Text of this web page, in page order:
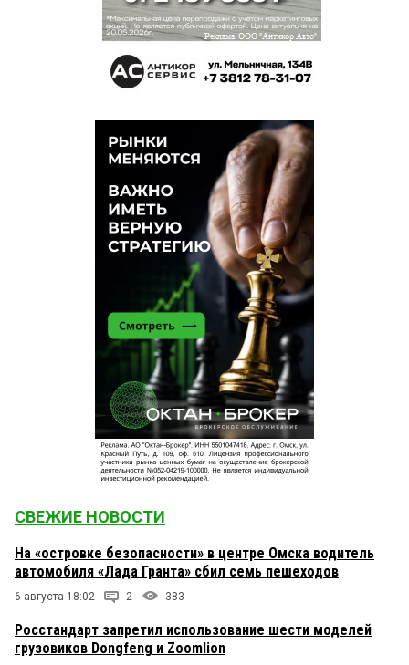
СВЕЖИЕ НОВОСТИ
На «островке безопасности» в центре Омска водитель
автомобиля «Лада Гранта» сбил семь пешеходов
6 августа 18:02 2 383
Росстандарт запретил использование шести моделей
грузовиков Dongfeng и Zoomlion